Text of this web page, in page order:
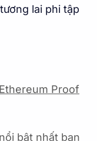
lai phi tập
Proof
bật nhất bạn